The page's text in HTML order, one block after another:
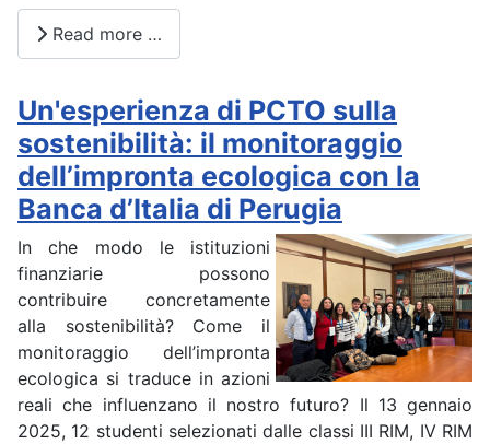
Read more …
Un'esperienza di PCTO sulla
sostenibilità: il monitoraggio
dell’impronta ecologica con la
Banca d’Italia di Perugia
In che modo le istituzioni
finanziarie possono
contribuire concretamente
alla sostenibilità? Come il
monitoraggio dell’impronta
ecologica si traduce in azioni
reali che influenzano il nostro futuro? Il 13 gennaio
2025, 12 studenti selezionati dalle classi III RIM, IV RIM